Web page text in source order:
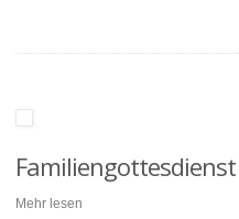
Mehr lesen